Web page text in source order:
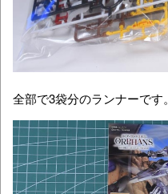
全部で3袋分のランナーです。